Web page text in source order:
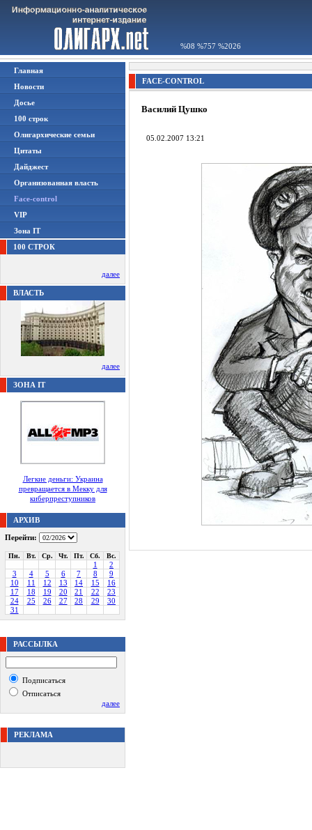
%08 %757 %2026
Главная
Новости
Досье
100 строк
Олигархические семьи
Цитаты
Дайджест
Организованная власть
Face-control
VIP
Зона IT
100 СТРОК
далее
ВЛАСТЬ
далее
ЗОНА IT
Легкие деньги: Украина
превращается в Мекку для
киберпреступников
АРХИВ
Перейти:
Пн. Вт. Ср. Чт. Пт. Сб. Вс.
1
2
3
4 5 6 7 8
9
10
11 12 13 14 15
16
17
18 19 20 21 22
23
24
25 26 27 28 29
30
31
РАССЫЛКА
Подписаться
Отписаться
далее
РЕКЛАМА
FACE-CONTROL
Василий Цушко
05.02.2007 13:21